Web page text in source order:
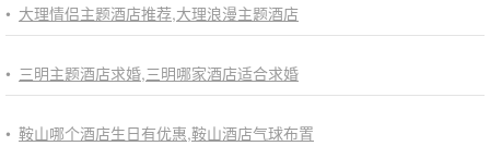
• 大理情侣主题酒店推荐,大理浪漫主题酒店
• 三明主题酒店求婚,三明哪家酒店适合求婚
• 鞍山哪个酒店生日有优惠,鞍山酒店气球布置